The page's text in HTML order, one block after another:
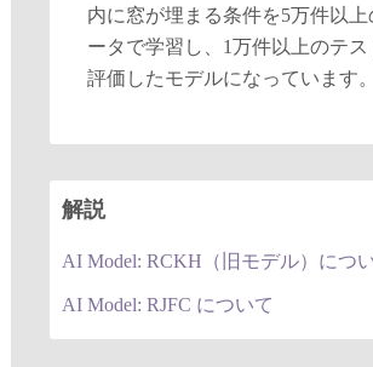
内に窓が埋まる条件を5万件以
ータで学習し、1万件以上のテ
評価したモデルになっています。
解説
AI Model: RCKH（旧モデル）につ
AI Model: RJFC について